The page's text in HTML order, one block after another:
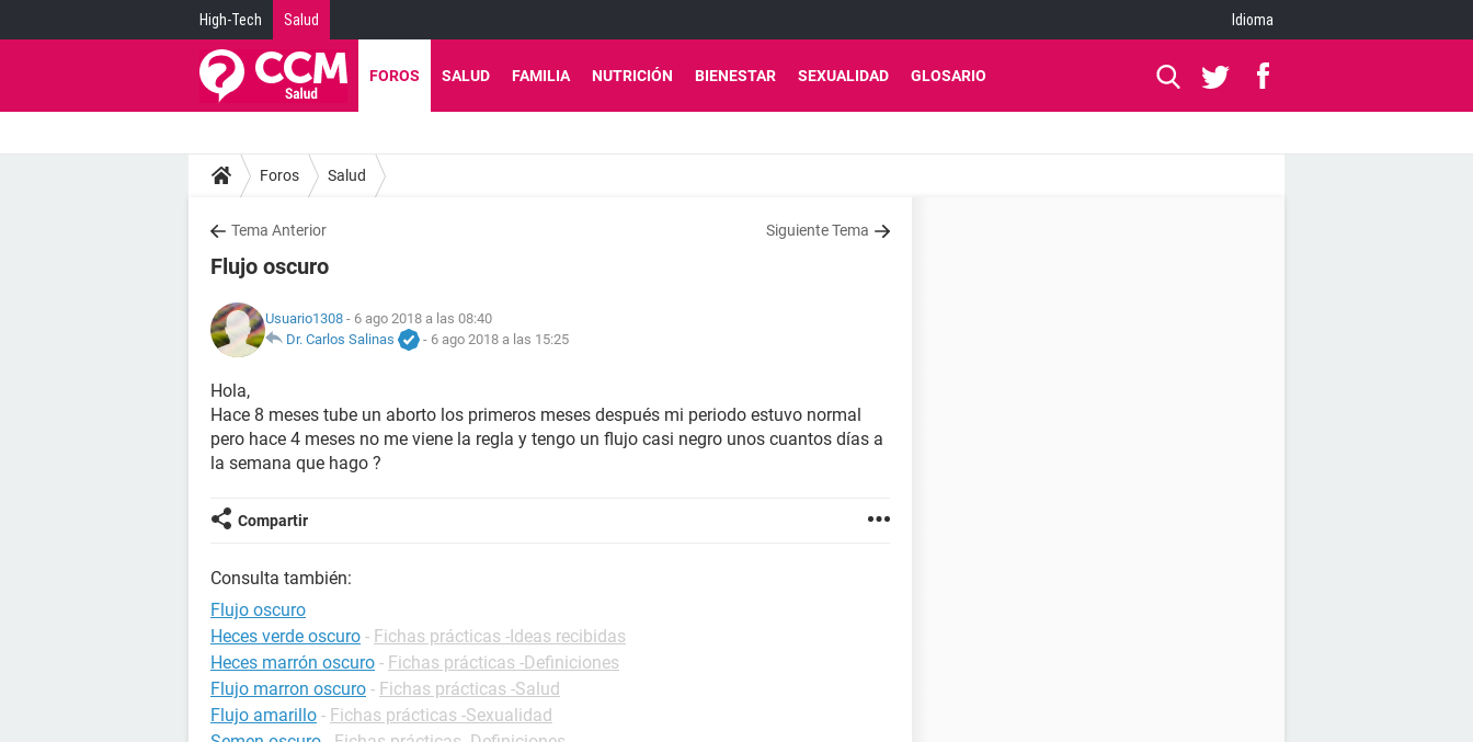
High-Tech Salud Idioma
FOROS SALUD FAMILIA NUTRICIÓN BIENESTAR SEXUALIDAD GLOSARIO
Foros Salud
Tema Anterior Siguiente Tema
Flujo oscuro
Usuario1308 - 6 ago 2018 a las 08:40
Dr. Carlos Salinas
- 6 ago 2018 a las 15:25
Hola,
Hace 8 meses tube un aborto los primeros meses después mi periodo estuvo normal
pero hace 4 meses no me viene la regla y tengo un flujo casi negro unos cuantos días a
la semana que hago ?
Compartir
Consulta también:
Flujo oscuro
Heces verde oscuro - Fichas prácticas -Ideas recibidas
Heces marrón oscuro - Fichas prácticas -Definiciones
Flujo marron oscuro - Fichas prácticas -Salud
Flujo amarillo - Fichas prácticas -Sexualidad